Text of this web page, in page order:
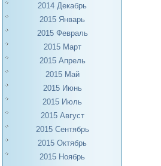
2014 Декабрь
2015 Январь
2015 Февраль
2015 Март
2015 Апрель
2015 Май
2015 Июнь
2015 Июль
2015 Август
2015 Сентябрь
2015 Октябрь
2015 Ноябрь